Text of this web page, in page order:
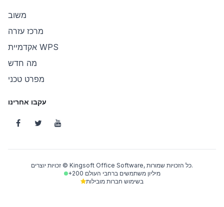
משוב
מרכז עזרה
אקדמיית WPS
מה חדש
מפרט טכני
עקבו אחרינו
זכויות יוצרים © Kingsoft Office Software, כל הזכויות שמורות.
+200 מיליון משתמשים ברחבי העולם
בשימוש חברות מובילות